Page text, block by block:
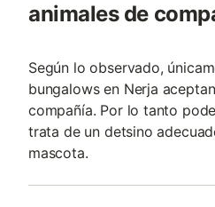
animales de
Según lo observado,
bungalows en Nerja
compañía. Por lo tanto
trata de un detsino
mascota.